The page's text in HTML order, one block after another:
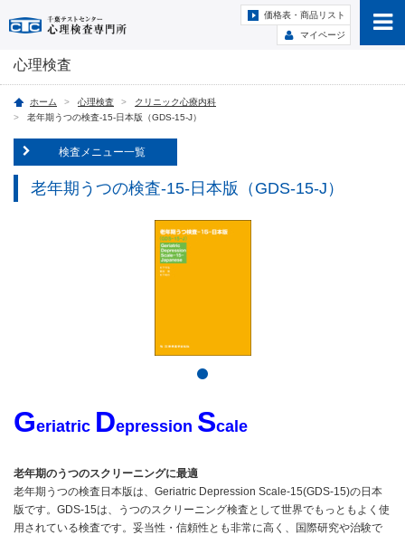
価格表・商品リスト
マイページ
心理検査
ホーム 心理検査
クリニック心療内科
老年期うつの検査-15-日本版（GDS-15-J）
検査メニュー一覧
老年期うつの検査-15-日本版（GDS-15-J）
Geriatric Depression Scale
老年期のうつのスクリーニングに最適
老年期うつの検査日本版は、Geriatric Depression Scale-15(GDS-15)の日本
版です。GDS-15は、うつのスクリーニング検査として世界でもっともよく使
用されている検査です。妥当性・信頼性とも非常に高く、国際研究や治験で